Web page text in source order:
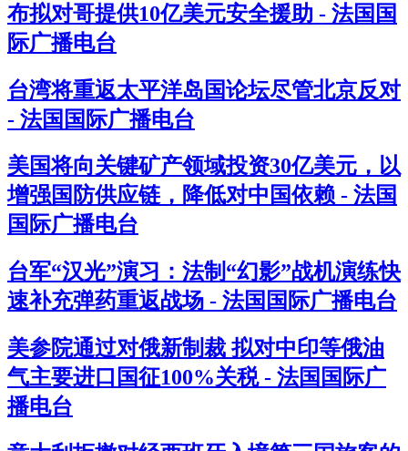
布拟对哥提供10亿美元安全援助 - 法国国
际广播电台
台湾将重返太平洋岛国论坛尽管北京反对
- 法国国际广播电台
美国将向关键矿产领域投资30亿美元，以
增强国防供应链，降低对中国依赖 - 法国
国际广播电台
台军“汉光”演习：法制“幻影”战机演练快
速补充弹药重返战场 - 法国国际广播电台
美参院通过对俄新制裁 拟对中印等俄油
气主要进口国征100%关税 - 法国国际广
播电台